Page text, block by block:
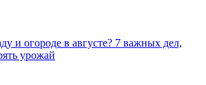
и огороде в августе? 7 важных дел,
урожай